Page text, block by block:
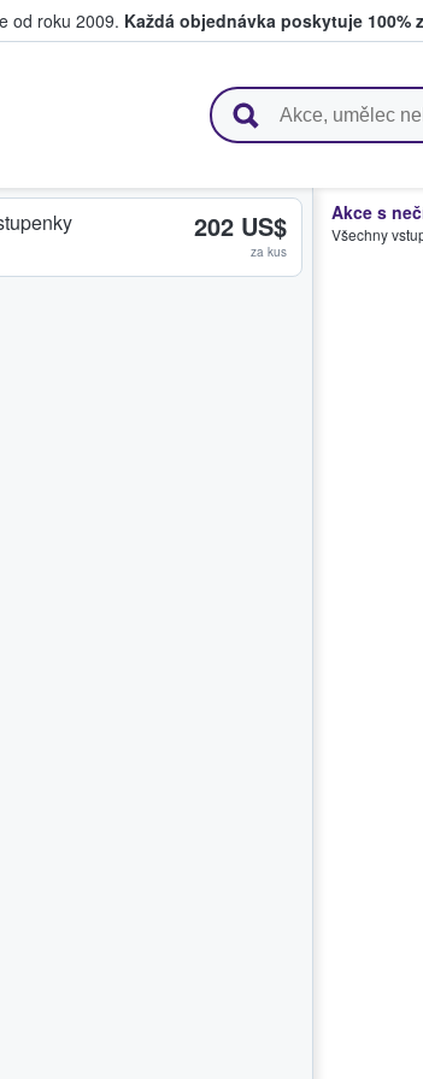
od roku 2009. Každá objednávka poskytuje 100%
a prodávají vstupenky
202 US$
za kus
Akce s
Všechny